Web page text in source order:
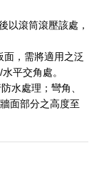
以滾筒滾壓該處，
，需將適用之泛
平交角處。
水處理；彎角、
面部分之高度至